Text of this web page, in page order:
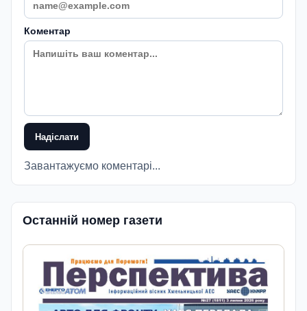
Коментар
Надіслати
Завантажуємо коментарі...
Останній номер газети